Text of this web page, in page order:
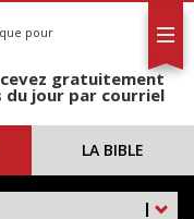
pour
gratuitement
du jour par courriel
LA BIBLE
|